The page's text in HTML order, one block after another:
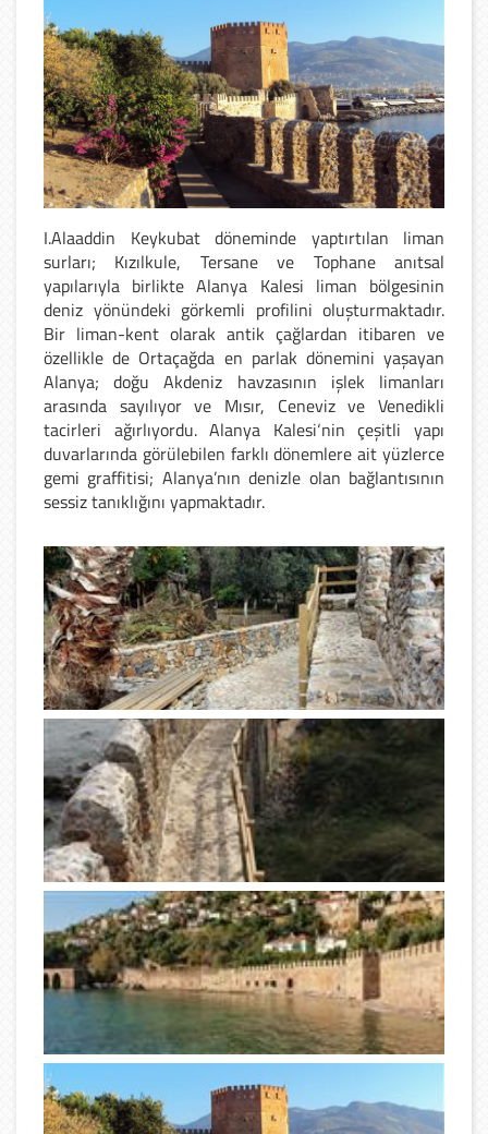
I.Alaaddin Keykubat döneminde yaptırtılan liman
surları; Kızılkule, Tersane ve Tophane anıtsal
yapılarıyla birlikte Alanya Kalesi liman bölgesinin
deniz yönündeki görkemli profilini oluşturmaktadır.
Bir liman-kent olarak antik çağlardan itibaren ve
özellikle de Ortaçağda en parlak dönemini yaşayan
Alanya; doğu Akdeniz havzasının işlek limanları
arasında sayılıyor ve Mısır, Ceneviz ve Venedikli
tacirleri ağırlıyordu. Alanya Kalesi‘nin çeşitli yapı
duvarlarında görülebilen farklı dönemlere ait yüzlerce
gemi graffitisi; Alanya’nın denizle olan bağlantısının
sessiz tanıklığını yapmaktadır.